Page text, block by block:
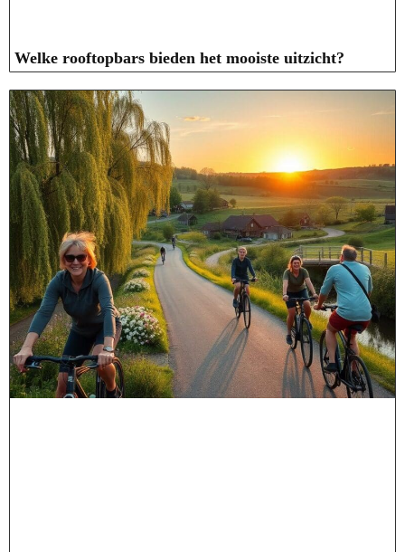
Welke rooftopbars bieden het mooiste uitzicht?